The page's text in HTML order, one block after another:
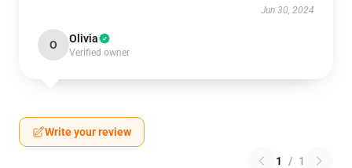
Jun 30, 2024
O Olivia
Verified owner
Write your review
1 / 1